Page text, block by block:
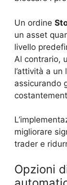
Un ordine
un asset
livello
Al contrario,
l’attività a
assicurando
migliorare
trader e
Opzioni